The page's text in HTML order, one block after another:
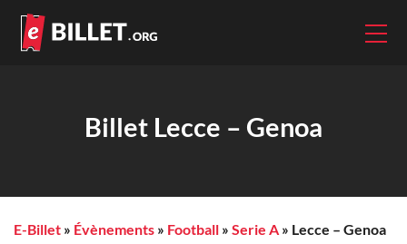
Billet Lecce – Genoa
E-Billet » Évènements » Football » Serie A » Lecce – Genoa